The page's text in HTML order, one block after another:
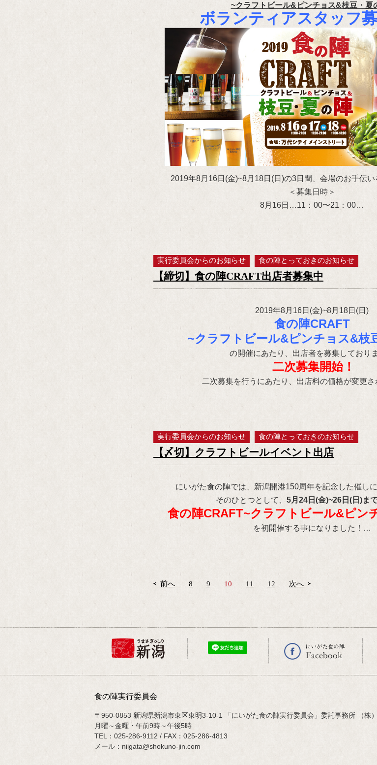
~クラフトビール&ピンチョス&枝豆・夏
ボランティアスタッフ募
2019年8月16日(金)~8月18日(日)の3日間、会場のお手伝い
＜募集日時＞
8月16日…11：00〜21：00…
実行委員会からのお知らせ 食の陣とっておきのお知らせ
【締切】食の陣CRAFT出店者募集中
2019年8月16日(金)~8月18日(日)
食の陣CRAFT
~クラフトビール&ピンチョス&枝
の開催にあたり、出店者を募集しておりま
二次募集開始！
二次募集を行うにあたり、出店料の価格が変更
実行委員会からのお知らせ 食の陣とっておきのお知らせ
【〆切】クラフトビールイベント出店
にいがた食の陣では、新潟開港150周年を記念した催し
そのひとつとして、 5月24日(金)~26日(日)ま
食の陣CRAFT~クラフトビール&ピン
を初開催する事になりました！…
前へ 8 9 10 11 12 次へ
食の陣実行委員会
〒950-0853 新潟県新潟市東区東明3-10-1 「にいがた食の陣実行委員会」委託事務所 （株
月曜～金曜・午前9時～午後5時
TEL： 025-286-9112 / FAX：025-286-4813
メール： niigata@shokuno-jin.com